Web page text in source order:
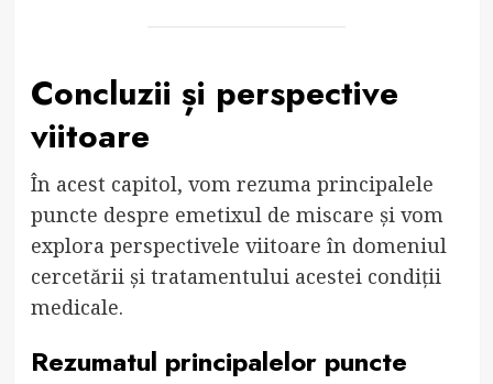
Concluzii și perspective
viitoare
În acest capitol, vom rezuma principalele
puncte despre emetixul de miscare și vom
explora perspectivele viitoare în domeniul
cercetării și tratamentului acestei condiții
medicale.
Rezumatul principalelor puncte